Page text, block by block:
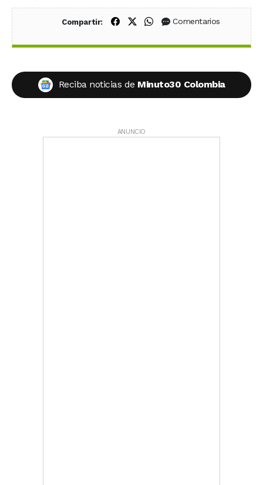
Compartir: Compartir en Facebook
Compartir en X (Twitter)
Compartir en WhatsApp
Comentarios
Reciba noticias de Minuto30 Colombia
ANUNCIO